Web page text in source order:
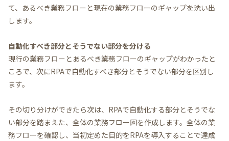
て、あるべき業務フローと現在の業務フローのギャップを洗い出
します。
自動化すべき部分とそうでない部分を分ける
現行の業務フローとあるべき業務フローのギャップがわかったと
ころで、次にRPAで自動化すべき部分とそうでない部分を区別し
ます。
その切り分けができたら次は、RPAで自動化する部分とそうでな
い部分を踏まえた、全体の業務フロー図を作成します。全体の業
務フローを確認し、当初定めた目的をRPAを導入することで達成